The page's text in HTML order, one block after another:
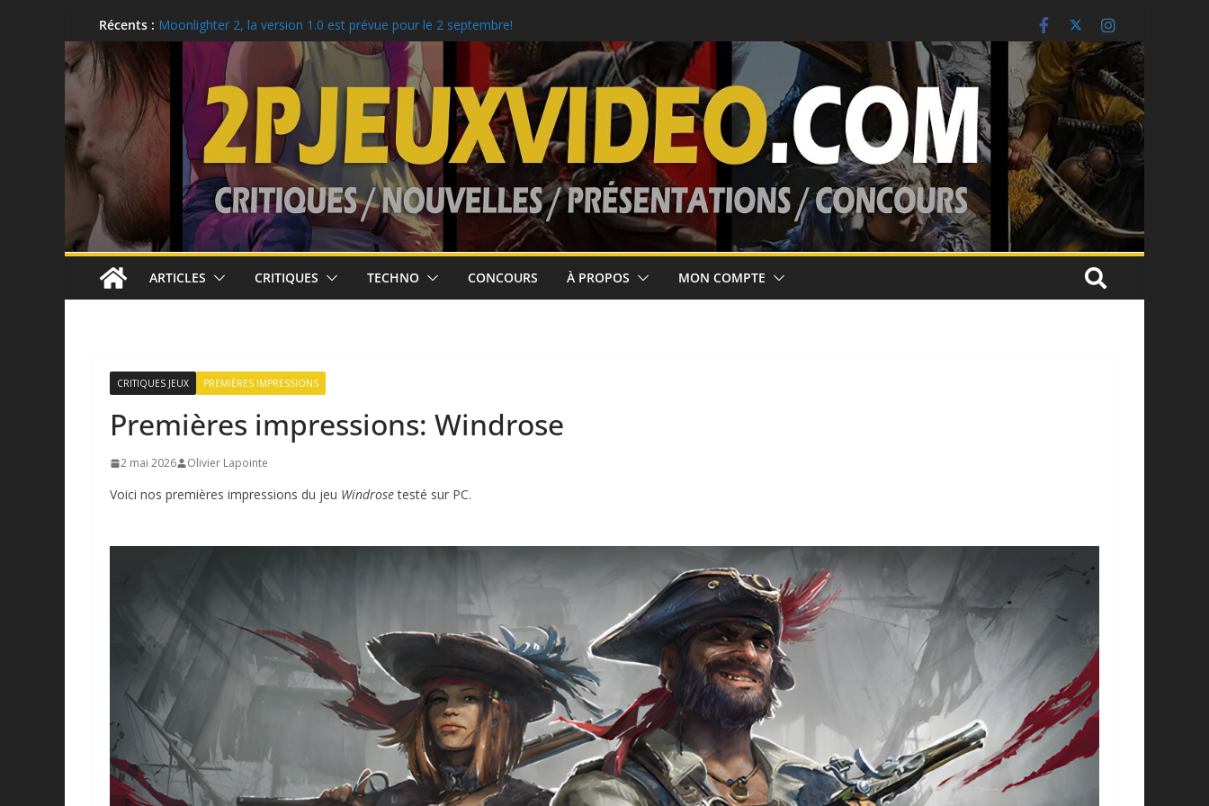
au
contenu
Récents : Critique: Kusan: City of Wolves
Moonlighter 2, la version 1.0 est prévue pour le 2 septembre!
Critique: Hell Clock: Cursed War
LEGO: Des idées cadeaux pour la rentrée scolaire!
Ubisoft célèbre le 25e anniversaire de Tom Clancy’s Ghost
Recon
ARTICLES CRITIQUES TECHNO CONCOURS À PROPOS MON COMPTE
CRITIQUES JEUX PREMIÈRES IMPRESSIONS
Premières impressions: Windrose
2 mai 2026 Olivier Lapointe
Voici nos premières impressions du jeu Windrosetesté sur PC.